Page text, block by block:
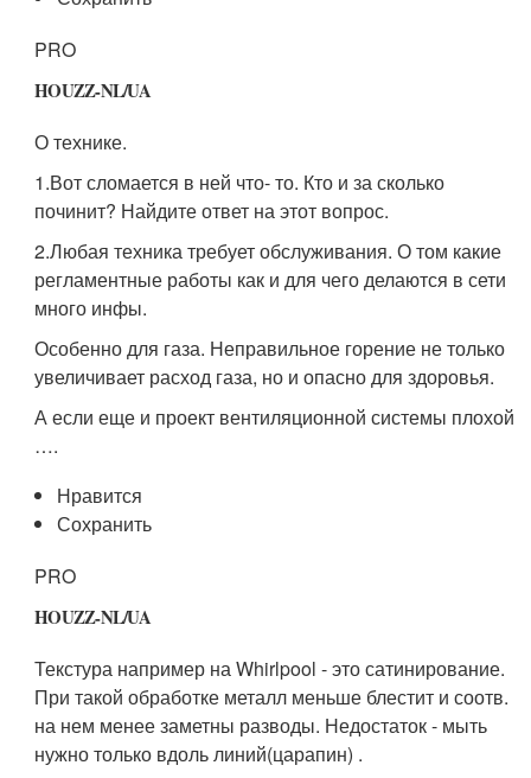
PRO
HOUZZ-NL/UA
О технике.
1.Вот сломается в ней что- то. Кто и за сколько
починит? Найдите ответ на этот вопрос.
2.Любая техника требует обслуживания. О том какие
регламентные работы как и для чего делаются в сети
много инфы.
Особенно для газа. Неправильное горение не только
увеличивает расход газа, но и опасно для здоровья.
А если еще и проект вентиляционной системы плохой
….
Нравится
Сохранить
PRO
HOUZZ-NL/UA
Текстура например на Whirlpool - это сатинирование.
При такой обработке металл меньше блестит и соотв.
на нем менее заметны разводы. Недостаток - мыть
нужно только вдоль линий(царапин) .